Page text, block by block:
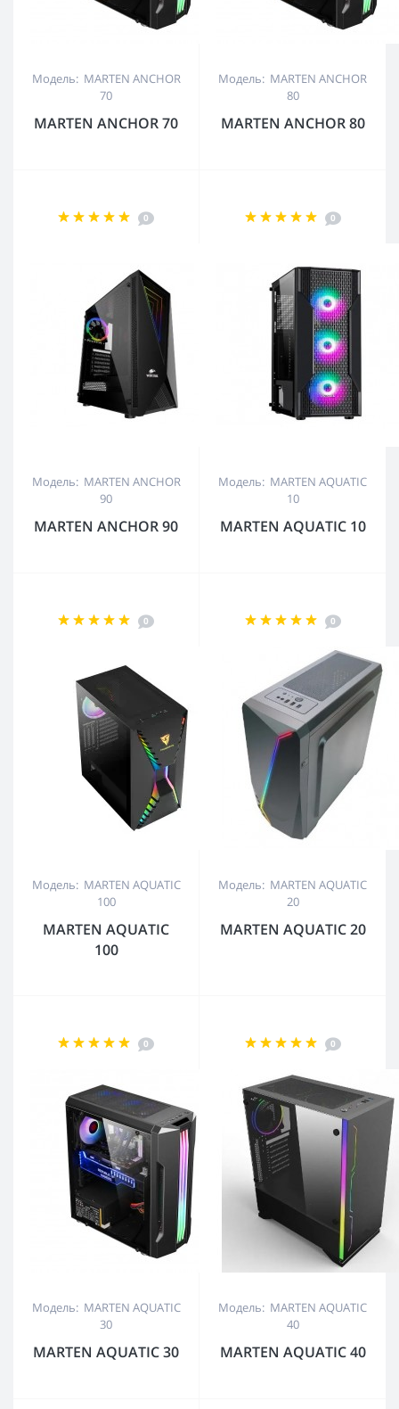
Модель: MARTEN ANCHOR
70
MARTEN ANCHOR 70
Модель: MARTEN ANCHOR
80
MARTEN ANCHOR 80
0
Модель: MARTEN ANCHOR
90
MARTEN ANCHOR 90
0
Модель: MARTEN AQUATIC
10
MARTEN AQUATIC 10
0
Модель: MARTEN AQUATIC
100
MARTEN AQUATIC
100
0
Модель: MARTEN AQUATIC
20
MARTEN AQUATIC 20
0
Модель: MARTEN AQUATIC
30
MARTEN AQUATIC 30
0
Модель: MARTEN AQUATIC
40
MARTEN AQUATIC 40